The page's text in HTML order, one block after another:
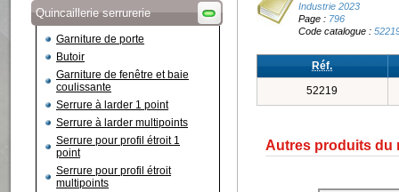
Quincaillerie serrurerie
Garniture de porte
Butoir
Garniture de fenêtre et baie
coulissante
Serrure à larder 1 point
Serrure à larder multipoints
Serrure pour profil étroit 1
point
Serrure pour profil étroit
multipoints
Industrie 2023
Page :796
Code catalogue :
Réf.
52219
Autres produits du